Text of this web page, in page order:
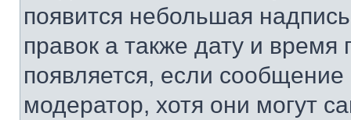
появится небольшая
правок а также дату и
появляется, если
модератор, хотя они могут